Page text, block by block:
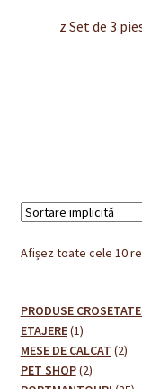
z Set de 3
Afișez toate cele 10
PRODUSE
ETAJERE 11
produs
MESE DE CALCAT 22
PET SHOP 22